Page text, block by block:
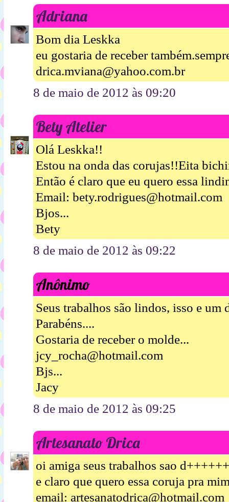
Adriana
Bom dia Leskka
eu gostaria de receber
drica.mviana@yahoo.com.br
8 de maio de 2012 às 09:20
Bety Atelier
Olá Leskka!!
Estou na onda das corujas!!Eita
Então é claro que eu quero essa
Email: bety.rodrigues@hotmail.com
Bjos...
Bety
8 de maio de 2012 às 09:22
Anônimo
Seus trabalhos são lindos, isso e um
Parabéns....
Gostaria de receber o molde...
jcy_rocha@hotmail.com
Bjs...
Jacy
8 de maio de 2012 às 09:25
Artesanato Drica
oi amiga seus trabalhos sao
e claro que quero essa coruja pra
email: artesanatodrica@hotmail.com